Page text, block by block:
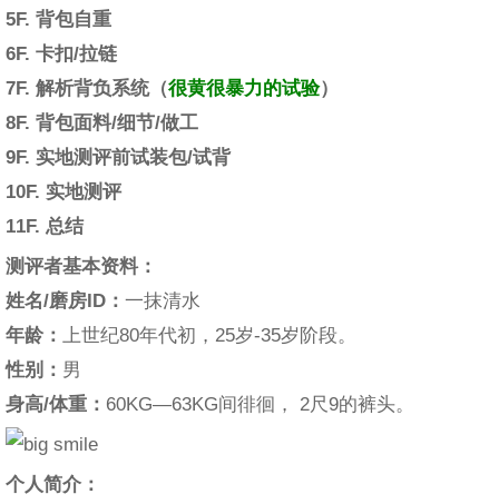
5F. 背包自重
6F. 卡扣/拉链
7F. 解析背负系统（很黄很暴力的试验）
8F. 背包面料/细节/做工
9F. 实地测评前试装包/试背
10F. 实地测评
11F. 总结
测评者基本资料：
姓名/磨房ID： 一抹清水
年龄： 上世纪80年代初，25岁-35岁阶段。
性别： 男
身高/体重： 60KG—63KG间徘徊， 2尺9的裤头。
个人简介：